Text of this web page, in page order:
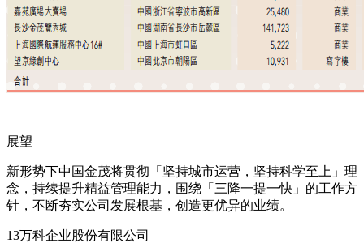
展望
新形势下中国金茂将贯彻「坚持城市运营，坚持科学至上」理
念，持续提升精益管理能力，围绕「三降一提一快」的工作方
针，不断夯实公司发展根基，创造更优异的业绩。
13万科企业股份有限公司